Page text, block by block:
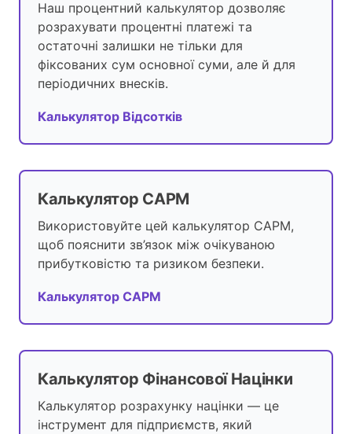
Наш процентний калькулятор дозволяє
розрахувати процентні платежі та
остаточні залишки не тільки для
фіксованих сум основної суми, але й для
періодичних внесків.
Калькулятор Відсотків
Калькулятор CAPM
Використовуйте цей калькулятор CAPM,
щоб пояснити зв’язок між очікуваною
прибутковістю та ризиком безпеки.
Калькулятор CAPM
Калькулятор Фінансової Націнки
Калькулятор розрахунку націнки — це
інструмент для підприємств, який